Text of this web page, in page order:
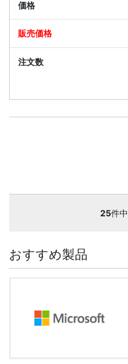
25件中
おすすめ製品